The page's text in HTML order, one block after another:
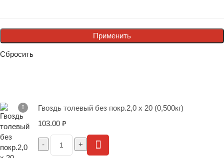
Применить
Сбросить
Гвоздь толевый без покр.2,0 х 20 (0,500кг)
103.00 ₽